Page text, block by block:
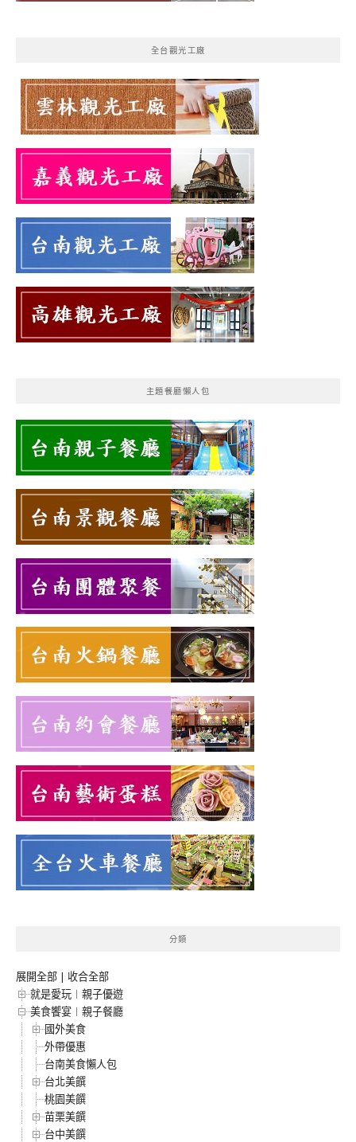
全台觀光工廠
主題餐廳懶人包
分類
展開全部 | 收合全部
就是愛玩︱親子優遊
美食饗宴︱親子餐廳
國外美食
外帶優惠
台南美食懶人包
台北美饌
桃園美饌
苗栗美饌
台中美饌